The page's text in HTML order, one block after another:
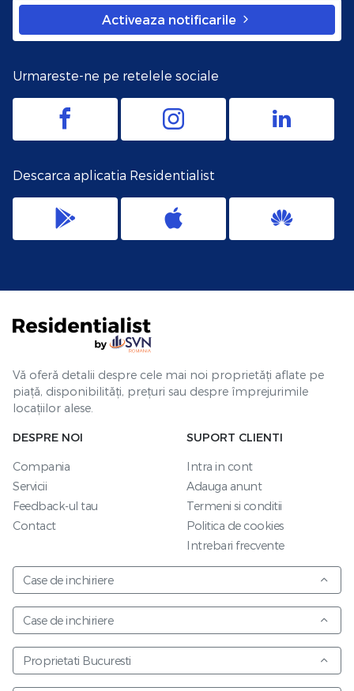
Activeaza notificarile
Urmareste-ne pe retelele sociale
Descarca aplicatia Residentialist
Vă oferă detalii despre cele mai noi proprietăți aflate pe
piață, disponibilități, prețuri sau despre împrejurimile
locațiilor alese.
DESPRE NOI
Compania
Servicii
Feedback-ul tau
Contact
SUPORT CLIENTI
Intra in cont
Adauga anunt
Termeni si conditii
Politica de cookies
Intrebari frecvente
Case de inchiriere
Case de inchiriere
Proprietati Bucuresti